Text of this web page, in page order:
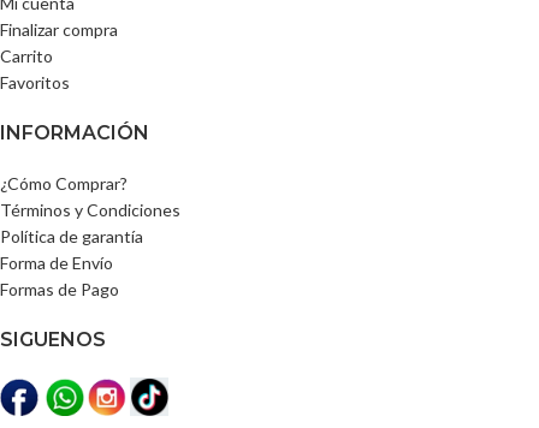
Finalizar compra
Carrito
Favoritos
INFORMACIÓN
¿Cómo Comprar?
Términos y Condiciones
Política de garantía
Forma de Envío
Formas de Pago
SIGUENOS